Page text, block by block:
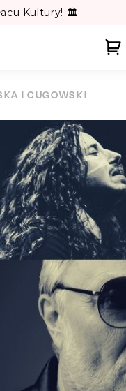
Kultury! 🏛️
I CUGOWSKI